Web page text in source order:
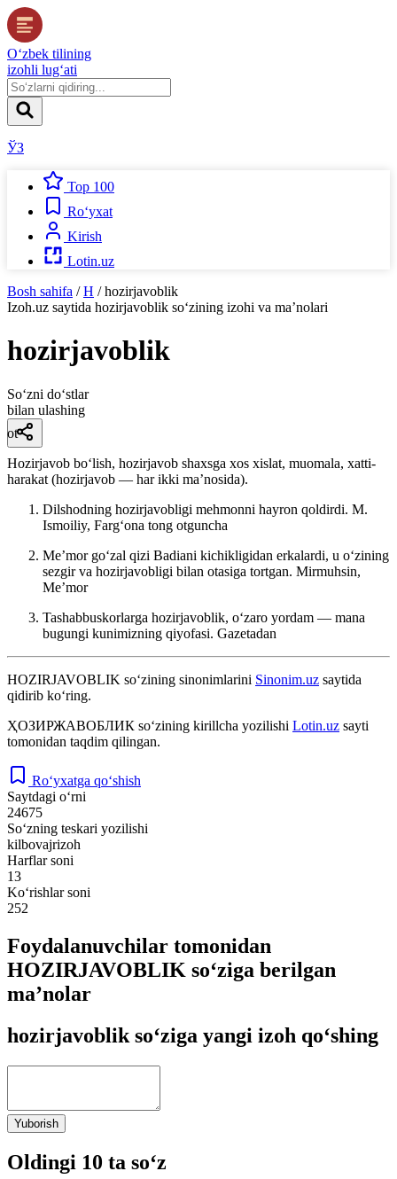
O‘zbek tilining
izohli lug‘ati
ЎЗ
Top 100
Ro‘yxat
Kirish
Lotin.uz
Bosh sahifa / H / hozirjavoblik
Izoh.uz saytida hozirjavoblik so‘zining izohi va ma’nolari
hozirjavoblik
So‘zni do‘stlar
bilan ulashing
ot
Hozirjavob boʻlish, hozirjavob shaxsga xos xislat, muomala, xatti-
harakat (hozirjavob — har ikki maʼnosida).
Dilshodning hozirjavobligi mehmonni hayron qoldirdi. M.
Ismoiliy, Fargʻona tong otguncha
Meʼmor goʻzal qizi Badiani kichikligidan erkalardi, u oʻzining
sezgir va hozirjavobligi bilan otasiga tortgan. Mirmuhsin,
Meʼmor
Tashabbuskorlarga hozirjavoblik, oʻzaro yordam — mana
bugungi kunimizning qiyofasi. Gazetadan
HOZIRJAVOBLIK so‘zining sinonimlarini Sinonim.uz saytida
qidirib ko‘ring.
ҲОЗИРЖАВОБЛИК so‘zining kirillcha yozilishi Lotin.uz sayti
tomonidan taqdim qilingan.
Ro‘yxatga qo‘shish
Saytdagi o‘rni
24675
So‘zning teskari yozilishi
kilbovajrizoh
Harflar soni
13
Ko‘rishlar soni
252
Foydalanuvchilar tomonidan
HOZIRJAVOBLIK so‘ziga berilgan
ma’nolar
hozirjavoblik so‘ziga yangi izoh qo‘shing
Yuborish
Oldingi 10 ta so‘z